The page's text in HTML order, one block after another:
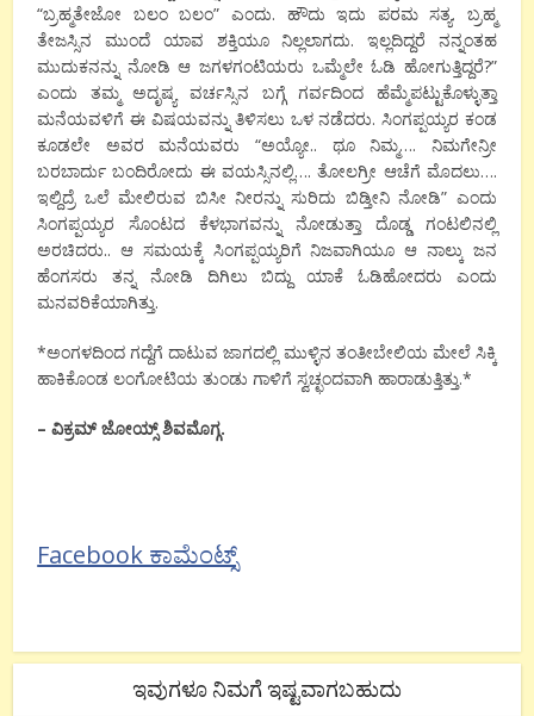
“ಬ್ರಹ್ಮತೇಜೋ ಬಲಂ ಬಲಂ” ಎಂದು. ಹೌದು ಇದು ಪರಮ ಸತ್ಯ. ಬ್ರಹ್ಮ
ತೇಜಸ್ಸಿನ ಮುಂದೆ ಯಾವ ಶಕ್ತಿಯೂ ನಿಲ್ಲಲಾಗದು. ಇಲ್ಲದಿದ್ದರೆ ನನ್ನಂತಹ
ಮುದುಕನನ್ನು ನೋಡಿ ಆ ಜಗಳಗಂಟಿಯರು ಒಮ್ಮೆಲೇ ಓಡಿ ಹೋಗುತ್ತಿದ್ದರೆ?”
ಎಂದು ತಮ್ಮ ಅದೃಷ್ಯ ವರ್ಚಸ್ಸಿನ ಬಗ್ಗೆ ಗರ್ವದಿಂದ ಹೆಮ್ಮೆಪಟ್ಟುಕೊಳ್ಳುತ್ತಾ
ಮನೆಯವಳಿಗೆ ಈ ವಿಷಯವನ್ನು ತಿಳಿಸಲು ಒಳ ನಡೆದರು. ಸಿಂಗಪ್ಪಯ್ಯರ ಕಂಡ
ಕೂಡಲೇ ಅವರ ಮನೆಯವರು “ಅಯ್ಯೋ.. ಥೂ ನಿಮ್ಮ…. ನಿಮಗೇನ್ರೀ
ಬರಬಾರ್ದು ಬಂದಿರೋದು ಈ ವಯಸ್ಸಿನಲ್ಲಿ…. ತೋಲಗ್ರೀ ಆಚೆಗೆ ಮೊದಲು….
ಇಲ್ದಿದ್ರೆ ಒಲೆ ಮೇಲಿರುವ ಬಿಸೀ ನೀರನ್ನು ಸುರಿದು ಬಿಡ್ತೀನಿ ನೋಡಿ” ಎಂದು
ಸಿಂಗಪ್ಪಯ್ಯರ ಸೊಂಟದ ಕೆಳಭಾಗವನ್ನು ನೋಡುತ್ತಾ ದೊಡ್ಡ ಗಂಟಲಿನಲ್ಲಿ
ಅರಚಿದರು.. ಆ ಸಮಯಕ್ಕೆ ಸಿಂಗಪ್ಪಯ್ಯರಿಗೆ ನಿಜವಾಗಿಯೂ ಆ ನಾಲ್ಕು ಜನ
ಹೆಂಗಸರು ತನ್ನ ನೋಡಿ ದಿಗಿಲು ಬಿದ್ದು ಯಾಕೆ ಓಡಿಹೋದರು ಎಂದು
ಮನವರಿಕೆಯಾಗಿತ್ತು.
*ಅಂಗಳದಿಂದ ಗದ್ದೆಗೆ ದಾಟುವ ಜಾಗದಲ್ಲಿ ಮುಳ್ಳಿನ ತಂತೀಬೇಲಿಯ ಮೇಲೆ ಸಿಕ್ಕಿ
ಹಾಕಿಕೊಂಡ ಲಂಗೋಟಿಯ ತುಂಡು ಗಾಳಿಗೆ ಸ್ವಚ್ಛಂದವಾಗಿ ಹಾರಾಡುತ್ತಿತ್ತು.*
– ವಿಕ್ರಮ್ ಜೋಯ್ಸ್ ಶಿವಮೊಗ್ಗ.
Facebook ಕಾಮೆಂಟ್ಸ್
ಇವುಗಳೂ ನಿಮಗೆ ಇಷ್ಟವಾಗಬಹುದು